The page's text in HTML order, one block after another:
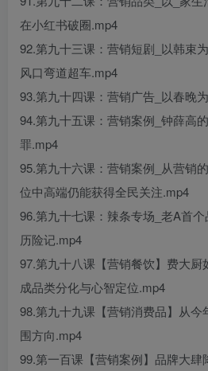
在小红书破圈.mp4
92.第九十三课：营销短剧_以韩束
风口弯道超车.mp4
93.第九十四课：营销广告_以春晚
94.第九十五课：营销案例_钟薛高
罪.mp4
95.第九十六课：营销案例_从营销
位中高端仍能获得全民关注.mp4
96.第九十七课：辣条专场_老A首
历险记.mp4
97.第九十八课【营销餐饮】费大厨
成品类分化与心智定位.mp4
98.第九十九课【营销消费品】从今
围方向.mp4
99.第一百课【营销案例】品牌大